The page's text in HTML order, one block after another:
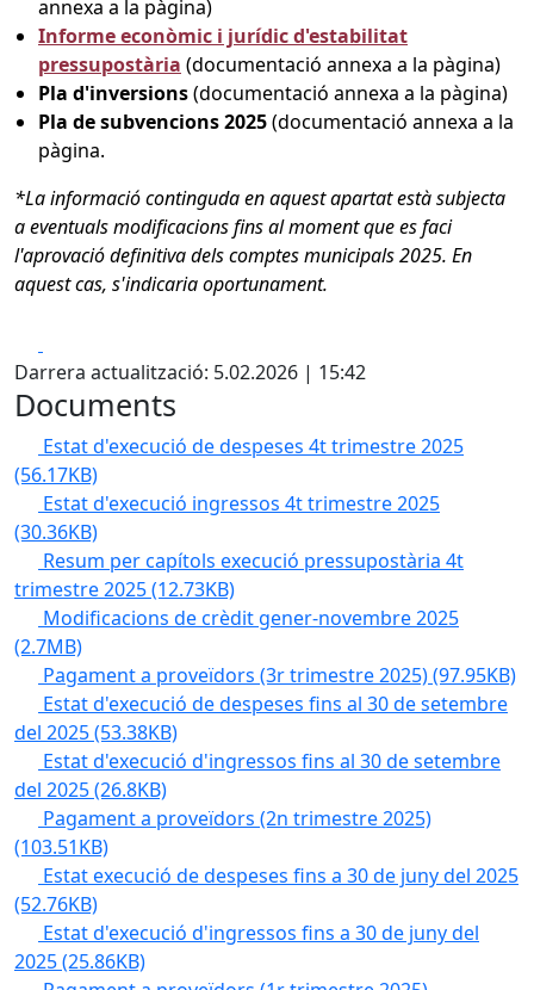
annexa a la pàgina)
Informe econòmic i jurídic d'estabilitat
pressupostària (documentació annexa a la pàgina)
Pla d'inversions(documentació annexa a la pàgina)
Pla de subvencions 2025(documentació annexa a la
pàgina.
*La informació continguda en aquest apartat està subjecta
a eventuals modificacions fins al moment que es faci
l'aprovació definitiva dels comptes municipals 2025. En
aquest cas, s'indicaria oportunament.
Darrera actualització: 5.02.2026 | 15:42
Documents
Estat d'execució de despeses 4t trimestre 2025
(56.17KB)
Estat d'execució ingressos 4t trimestre 2025
(30.36KB)
Resum per capítols execució pressupostària 4t
trimestre 2025(12.73KB)
Modificacions de crèdit gener-novembre 2025
(2.7MB)
Pagament a proveïdors (3r trimestre 2025)(97.95KB)
Estat d'execució de despeses fins al 30 de setembre
del 2025(53.38KB)
Estat d'execució d'ingressos fins al 30 de setembre
del 2025(26.8KB)
Pagament a proveïdors (2n trimestre 2025)
(103.51KB)
Estat execució de despeses fins a 30 de juny del 2025
(52.76KB)
Estat d'execució d'ingressos fins a 30 de juny del
2025(25.86KB)